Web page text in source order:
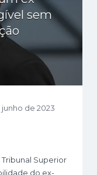
sem
de 2023
Superior
do ex-